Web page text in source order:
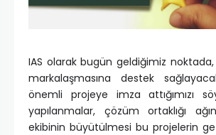
IAS olarak bugün geldiğimiz noktada,
markalaşmasına destek
önemli projeye imza attığımızı
yapılanmalar, çözüm ortaklığı
ekibinin büyütülmesi bu projelerin